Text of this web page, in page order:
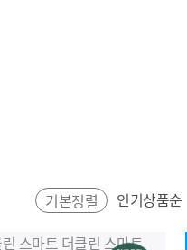
기본정렬 인기상품순